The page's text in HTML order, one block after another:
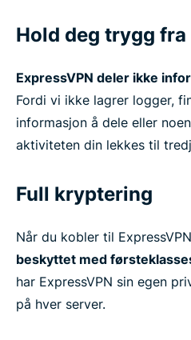
Hold deg trygg
ExpressVPN deler ikke
Fordi vi ikke lagrer logger,
informasjon å dele eller
aktiviteten din lekkes til
Full kryptering
Når du kobler til
beskyttet med
har ExpressVPN sin egen
på hver server.